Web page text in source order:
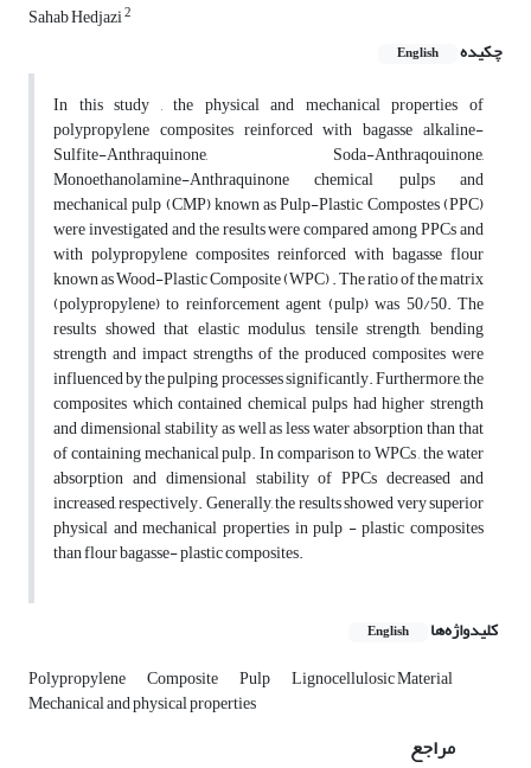
Sahab Hedjazi2
چکیده English
In this study , the physical and mechanical properties of
polypropylene composites reinforced with bagasse alkaline-
Sulfite-Anthraquinone, Soda-Anthraqouinone,
Monoethanolamine-Anthraquinone chemical pulps and
mechanical pulp (CMP) known as Pulp-Plastic Compostes (PPC)
were investigated and the results were compared among PPCs and
with polypropylene composites reinforced with bagasse flour
known as Wood-Plastic Composite (WPC) . The ratio of the matrix
(polypropylene) to reinforcement agent (pulp) was 50/50. The
results showed that elastic modulus, tensile strength, bending
strength and impact strengths of the produced composites were
influenced by the pulping processes significantly. Furthermore, the
composites which contained chemical pulps had higher strength
and dimensional stability as well as less water absorption than that
of containing mechanical pulp. In comparison to WPCs , the water
absorption and dimensional stability of PPCs decreased and
increased, respectively. Generally, the results showed very superior
physical and mechanical properties in pulp - plastic composites
than flour bagasse- plastic composites.
کلیدواژه‌ها English
Polypropylene Composite Pulp Lignocellulosic Material
Mechanical and physical properties
مراجع